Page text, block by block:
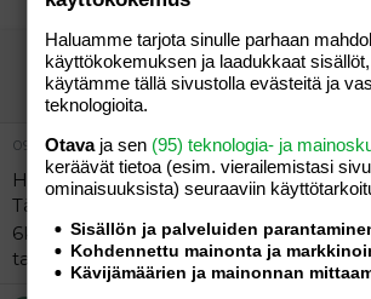
tari80
Uusi jäsen
09.07.2004
Hei!
Tässä ois äippä raahesta. Olen
6kk. Pistä postia tulemaan jos
tari80@jippii.fi
Haluamme tarjota sinulle parhaan
käyttökokemuksen ja laadukkaat
käytämme tällä sivustolla evästeitä ja
teknologioita.
Otavaja sen (95) teknologia- ja
keräävät tietoa (esim. vierailemis­tasi
ominaisuuk­sista) seuraaviin
Sisällön ja palveluiden
Kohdennettu mainonta ja
Kävijämäärien ja mainonnan